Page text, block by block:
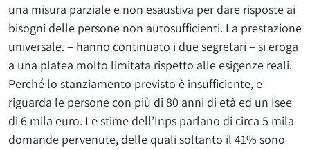
una misura parziale e non esaustiva per dare risposte ai
bisogni delle persone non autosufficienti. La prestazione
universale. – hanno continuato i due segretari – si eroga
a una platea molto limitata rispetto alle esigenze reali.
Perché lo stanziamento previsto è insufficiente, e
riguarda le persone con più di 80 anni di età ed un Isee
di 6 mila euro. Le stime dell’Inps parlano di circa 5 mila
domande pervenute, delle quali soltanto il 41% sono